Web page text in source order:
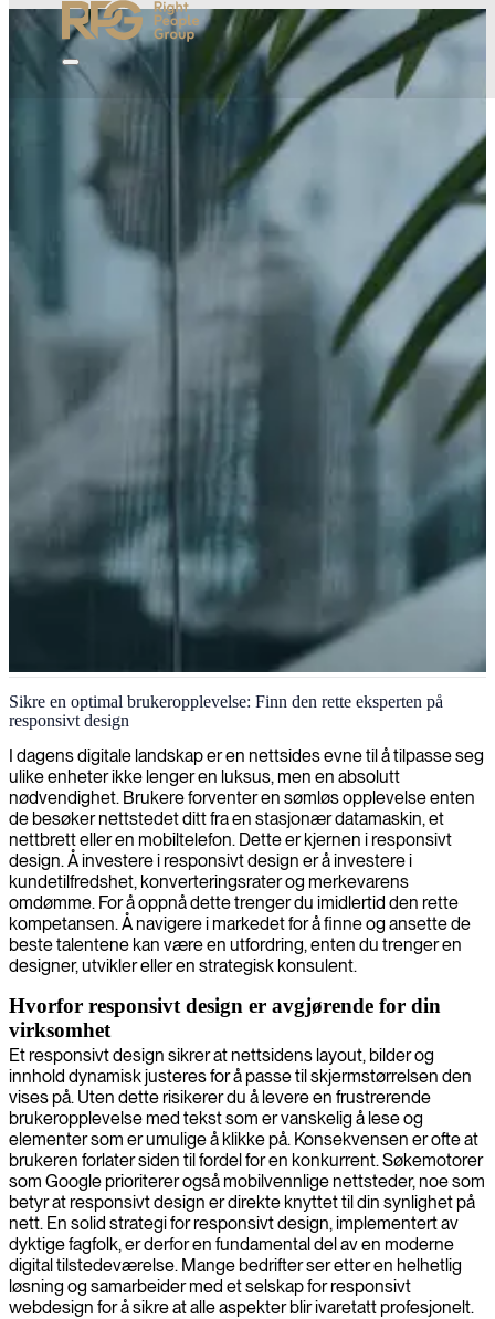
Utvikling av responsivt webdesign
Vi forbedrer din digitale tilstedeværelse med responsiv
designutvikling, og sikrer at nettstedet ditt gir en sømløs
brukeropplevelse på alle enheter og skjermstørrelser.
Sikre en optimal brukeropplevelse: Finn den rette eksperten på
responsivt design
I dagens digitale landskap er en nettsides evne til å tilpasse seg
ulike enheter ikke lenger en luksus, men en absolutt
nødvendighet. Brukere forventer en sømløs opplevelse enten
de besøker nettstedet ditt fra en stasjonær datamaskin, et
nettbrett eller en mobiltelefon. Dette er kjernen i responsivt
design. Å investere i responsivt design er å investere i
kundetilfredshet, konverteringsrater og merkevarens
omdømme. For å oppnå dette trenger du imidlertid den rette
kompetansen. Å navigere i markedet for å finne og ansette de
beste talentene kan være en utfordring, enten du trenger en
designer, utvikler eller en strategisk konsulent.
Hvorfor responsivt design er avgjørende for din
virksomhet
Et responsivt design sikrer at nettsidens layout, bilder og
innhold dynamisk justeres for å passe til skjermstørrelsen den
vises på. Uten dette risikerer du å levere en frustrerende
brukeropplevelse med tekst som er vanskelig å lese og
elementer som er umulige å klikke på. Konsekvensen er ofte at
brukeren forlater siden til fordel for en konkurrent. Søkemotorer
som Google prioriterer også mobilvennlige nettsteder, noe som
betyr at responsivt design er direkte knyttet til din synlighet på
nett. En solid strategi for responsivt design, implementert av
dyktige fagfolk, er derfor en fundamental del av en moderne
digital tilstedeværelse. Mange bedrifter ser etter en helhetlig
løsning og samarbeider med et selskap for responsivt
webdesign for å sikre at alle aspekter blir ivaretatt profesjonelt.